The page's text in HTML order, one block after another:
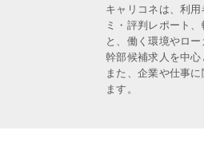
キャリコネは、利
ミ・評判レポート
と、働く環境やロ
幹部候補求人を中
また、企業や仕事
ます。